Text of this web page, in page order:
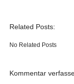
Related Posts:
No Related Posts
Kommentar